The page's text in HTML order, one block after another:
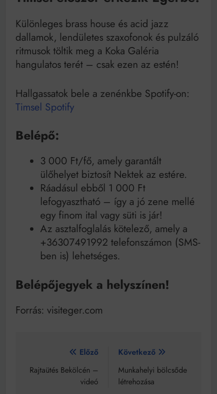
Mindenki a világot akarja uralni – de nem csak a 80-
Bitumenes lapostetők: a bevált technológia akkor
működik, ha jól van felújítva
Különleges brass house és acid jazz
dallamok, lendületes szaxofonok és pulzáló
ritmusok töltik meg a Koka Galéria
hangulatos terét – csak ezen az estén!
Hallgassatok bele a zenénkbe Spotify-on:
Timsel Spotify
Belépő:
3 000 Ft/fő, amely garantált
ülőhelyet biztosít Nektek az estére.
Ráadásul ebből 1 000 Ft
lefogyasztható – így a jó zene mellé
egy finom ital vagy süti is jár!
Az asztalfoglalás kötelező, amely a
+36307491992 telefonszámon (SMS-
ben is) lehetséges.
Belépőjegyek a helyszínen!
Forrás: visiteger.com
Bejegyzés
navigáció
Előző
Rajtaütés Bekölcén –
videó
Következő
Munkahelyi bölcsőde
létrehozása